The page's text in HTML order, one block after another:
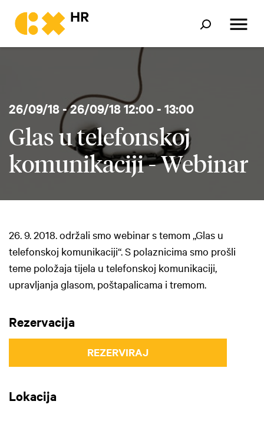
26/09/18 - 26/09/18 12:00 - 13:00
Glas u telefonskoj
komunikaciji - Webinar
26. 9. 2018. održali smo webinar s temom „Glas u
telefonskoj komunikaciji“. S polaznicima smo prošli
teme položaja tijela u telefonskoj komunikaciji,
upravljanja glasom, poštapalicama i tremom.
Rezervacija
REZERVIRAJ
Lokacija